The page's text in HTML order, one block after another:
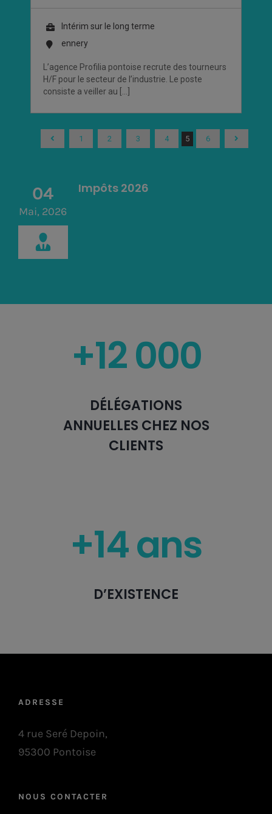
Intérim sur le long terme
ennery
L’agence Profilia pontoise recrute des tourneurs
H/F pour le secteur de l’industrie. Le poste
consiste a veiller au […]
1 2 3 4 5 6
04
Mai, 2026
Impôts 2026
+12 000
DÉLÉGATIONS
ANNUELLES CHEZ NOS
CLIENTS
+14 ans
D’EXISTENCE
ADRESSE
4 rue Seré Depoin,
95300 Pontoise
NOUS CONTACTER